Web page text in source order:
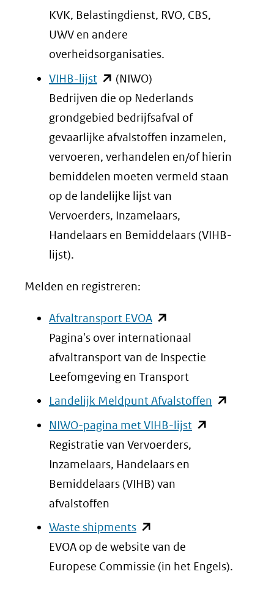
website)
venster)
naar
een
andere
website)
KVK, Belastingdienst, RVO, CBS,
UWV en andere
overheidsorganisaties.
VIHB-lijst (opent
in
nieuw
venster)
(verwijst
naar
een
andere
website)
(NIWO)
Bedrijven die op Nederlands
grondgebied bedrijfsafval of
gevaarlijke afvalstoffen inzamelen,
vervoeren, verhandelen en/of hierin
bemiddelen moeten vermeld staan
op de landelijke lijst van
Vervoerders, Inzamelaars,
Handelaars en Bemiddelaars (VIHB-
lijst).
Melden en registreren:
Afvaltransport EVOA(opent
in
nieuw
venster)
(verwijst
een
Pagina's over internationaal
afvaltransport van de Inspectie
Leefomgeving en Transport
Landelijk Meldpunt Afvalstoffen (opent
NIWO-pagina met VIHB-lijst (opent
andere
Registratie van Vervoerders,
Inzamelaars, Handelaars en
Bemiddelaars (VIHB) van
afvalstoffen
Waste shipments(opent
in
nieuw
EVOA op de website van de
Europese Commissie (in het Engels).